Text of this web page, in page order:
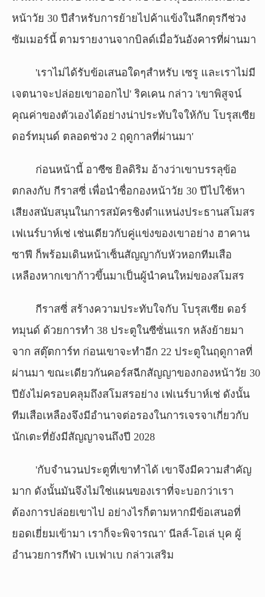
หน้าวัย 30 ปีสำหรับการย้ายไปค้าแข้งในลีกตุรกีช่วง
ซัมเมอร์นี้ ตามรายงานจากบิลด์เมื่อวันอังคารที่ผ่านมา
'เราไม่ได้รับข้อเสนอใดๆสำหรับ เซรู และเราไม่มี
เจตนาจะปล่อยเขาออกไป' ริคเคน กล่าว 'เขาพิสูจน์
คุณค่าของตัวเองได้อย่างน่าประทับใจให้กับ โบรุสเซีย
ดอร์ทมุนด์ ตลอดช่วง 2 ฤดูกาลที่ผ่านมา'
ก่อนหน้านี้ อาซีซ ยิลดิริม อ้างว่าเขาบรรลุข้อ
ตกลงกับ กีราสซี่ เพื่อนำชื่อกองหน้าวัย 30 ปีไปใช้หา
เสียงสนับสนุนในการสมัครชิงตำแหน่งประธานสโมสร
เฟเนร์บาห์เช่ เช่นเดียวกับคู่แข่งของเขาอย่าง ฮาคาน
ซาฟี ก็พร้อมเดินหน้าเซ็นสัญญากับหัวหอกทีมเสือ
เหลืองหากเขาก้าวขึ้นมาเป็นผู้นำคนใหม่ของสโมสร
กีราสซี่ สร้างความประทับใจกับ โบรุสเซีย ดอร์
ทมุนด์ ด้วยการทำ 38 ประตูในซีซั่นแรก หลังย้ายมา
จาก สตุ๊ตการ์ท ก่อนเขาจะทำอีก 22 ประตูในฤดูกาลที่
ผ่านมา ขณะเดียวกันคอร์สฉีกสัญญาของกองหน้าวัย 30
ปียังไม่ครอบคลุมถึงสโมสรอย่าง เฟเนร์บาห์เช่ ดังนั้น
ทีมเสือเหลืองจึงมีอำนาจต่อรองในการเจรจาเกี่ยวกับ
นักเตะที่ยังมีสัญญาจนถึงปี 2028
'กับจำนวนประตูที่เขาทำได้ เขาจึงมีความสำคัญ
มาก ดังนั้นมันจึงไม่ใช่แผนของเราที่จะบอกว่าเรา
ต้องการปล่อยเขาไป อย่างไรก็ตามหากมีข้อเสนอที่
ยอดเยี่ยมเข้ามา เราก็จะพิจารณา' นีลส์-โอเล่ บุค ผู้
อำนวยการกีฬา เบเฟาเบ กล่าวเสริม